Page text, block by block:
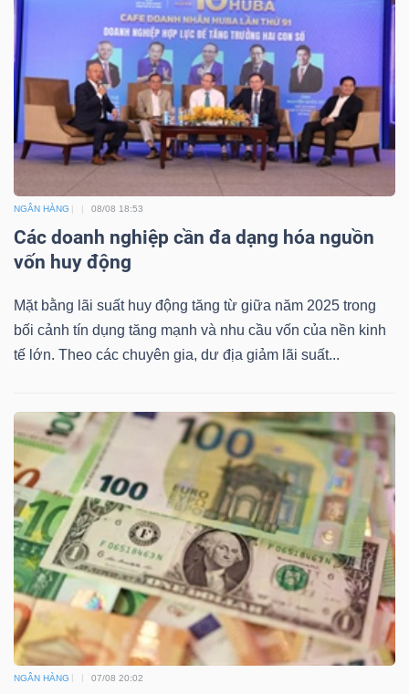
NGÂN HÀNG 08/08 18:53
Các doanh nghiệp cần đa dạng hóa nguồn
vốn huy động
Mặt bằng lãi suất huy động tăng từ giữa năm 2025 trong
bối cảnh tín dụng tăng mạnh và nhu cầu vốn của nền kinh
tế lớn. Theo các chuyên gia, dư địa giảm lãi suất...
NGÂN HÀNG 07/08 20:02
khoán
(-)
Tất cả Cổ phiếu Chỉ số Chứng chỉ quỹ Chứng
Lãnh
đạo
(-)
Tin
Bài
viết
của
tác
giả
(-)
Báo
cáo